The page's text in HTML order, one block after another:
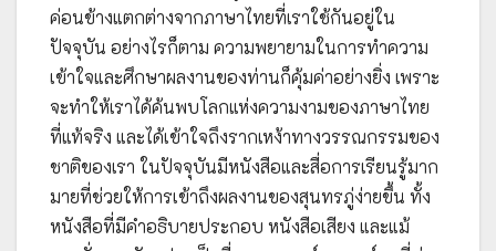
ค่อนข้างแตกต่างจากภาษาไทยที่เราใช้กันอยู่ใน
ปัจจุบัน อย่างไรก็ตาม ความพยายามในการทำความ
เข้าใจและศึกษาผลงานของท่านก็คุ้มค่าอย่างยิ่ง เพราะ
จะทำให้เราได้ค้นพบโลกแห่งความงามของภาษาไทย
ที่แท้จริง และได้เข้าใจถึงรากเหง้าทางวรรณกรรมของ
ชาติของเรา ในปัจจุบันมีหนังสือและสื่อการเรียนรู้มาก
มายที่ช่วยให้การเข้าถึงผลงานของสุนทรภู่ง่ายขึ้น ทั้ง
หนังสือที่มีคำอธิบายประกอบ หนังสือเสียง และแม้